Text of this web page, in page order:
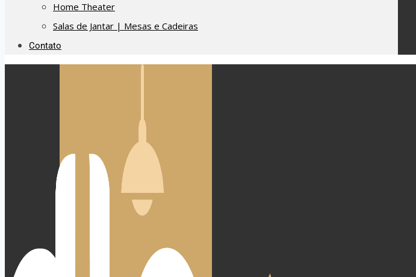
Home Theater
Salas de Jantar | Mesas e Cadeiras
Contato